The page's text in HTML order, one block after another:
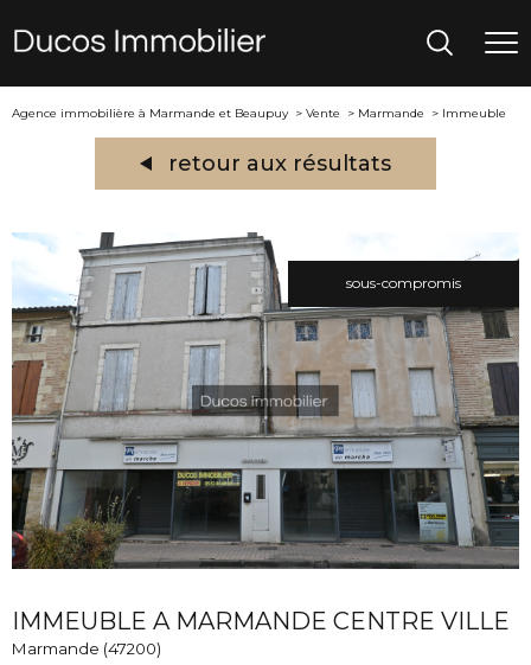
Agence immobilière à Marmande et Beaupuy Vente Marmande Immeuble
retour aux résultats
sous-compromis
IMMEUBLE A MARMANDE CENTRE VILLE
Marmande (47200)